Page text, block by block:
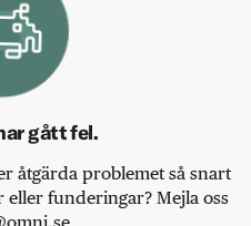
gått fel.
åtgärda problemet så snart
funderingar? Mejla oss